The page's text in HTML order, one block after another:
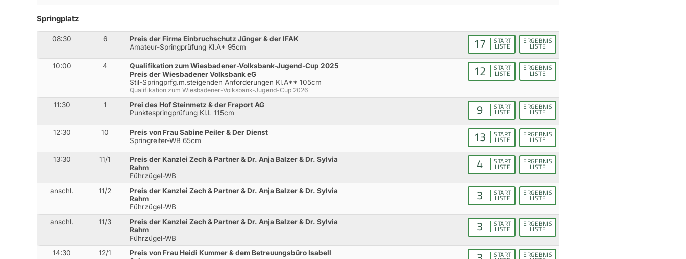
Springplatz
08:30 6
Preis der Firma Einbruchschutz Jünger & der IFAK
Amateur-Springprüfung Kl.A* 95cm
17 START
LISTE
ERGEBNIS
LISTE
10:00 4
Qualifikation zum Wiesbadener-Volksbank-Jugend-Cup 2025
Preis der Wiesbadener Volksbank eG
Stil-Springprfg.m.steigenden Anforderungen Kl.A** 105cm
Qualifikation zum Wiesbadener-Volksbank-Jugend-Cup 2026
12 START
LISTE
ERGEBNIS
LISTE
11:30 1
Prei des Hof Steinmetz & der Fraport AG
Punktespringprüfung Kl.L 115cm
9 START
LISTE
ERGEBNIS
LISTE
12:30 10
Preis von Frau Sabine Peiler & Der Dienst
Springreiter-WB 65cm
13 START
LISTE
ERGEBNIS
LISTE
13:30 11/1
Preis der Kanzlei Zech & Partner & Dr. Anja Balzer & Dr. Sylvia
Rahm
Führzügel-WB
4 START
LISTE
ERGEBNIS
LISTE
anschl. 11/2
Preis der Kanzlei Zech & Partner & Dr. Anja Balzer & Dr. Sylvia
Rahm
Führzügel-WB
3 START
LISTE
ERGEBNIS
LISTE
anschl. 11/3
Preis der Kanzlei Zech & Partner & Dr. Anja Balzer & Dr. Sylvia
Rahm
Führzügel-WB
3 START
LISTE
ERGEBNIS
LISTE
14:30 12/1
Preis von Frau Heidi Kummer & dem Betreuungsbüro Isabell
START ERGEBNIS